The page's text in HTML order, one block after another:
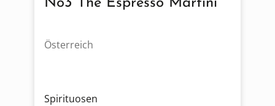
Österreich
Spirituosen